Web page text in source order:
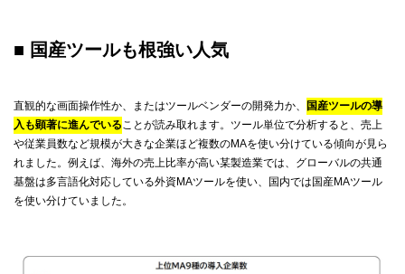
■ 国産ツールも根強い人気
直観的な画面操作性か、またはツールベンダーの開発力か、
国産ツールの導
入も顕著に進んでいることが読み取れます。ツール単位で分析すると、売上
や従業員数など規模が大きな企業ほど複数のMAを使い分けている傾向が見ら
れました。例えば、海外の売上比率が高い某製造業では、グローバルの共通
基盤は多言語化対応している外資MAツールを使い、国内では国産MAツール
を使い分けていました。